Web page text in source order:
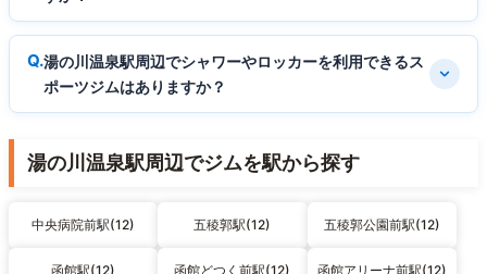
湯の川温泉駅周辺でシャワーやロッカーを利用できるス
ポーツジムはありますか？
湯の川温泉駅周辺でジムを駅から探す
中央病院前駅(12) 五稜郭駅(12) 五稜郭公園前駅(12)
函館駅(12) 函館どつく前駅(12) 函館アリーナ前駅(12)